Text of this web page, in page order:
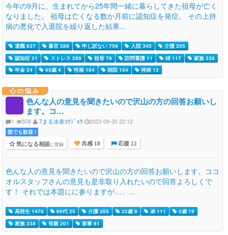
今年の9月に、生まれてから25年間一緒に暮らしてきた祖母が亡く
なりました。 祖母は亡くなる数か月前に認知症を発症。 その上持
病の悪化で入退院を繰り返した結果...
退職 637 暴言 589 申し訳ない 759 入院 345
介護 205
認知症 21
ストレス 289 祖母 79 訪問看護 11 姉 117
家族 338
年金 24
65歳 4 性格 104 病院 154 持病 13
心の悩み
色んな人の意見を聞きたいので沢山の方の回答お願いし
ます。コ…
1 508 7まる水産ｺｳｼﾞｮｳ 2023-09-30 22:12
誰でも歓迎 !
気になる相談に登録 共感 18 応援 22
色んな人の意見を聞きたいので沢山の方の回答お願いします。ココ
オルスタッフさんの意見も是非取り入れたいので回答よろしくで
す！ それでは本題にに参りますが…、...
高校生 1470 60代 25 介護 205 22歳 8 弟 111
2歳 19
家族 338
母親 201 家事 61